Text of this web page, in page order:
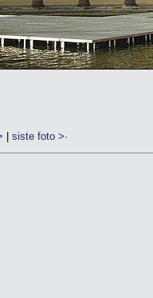
siste foto >·